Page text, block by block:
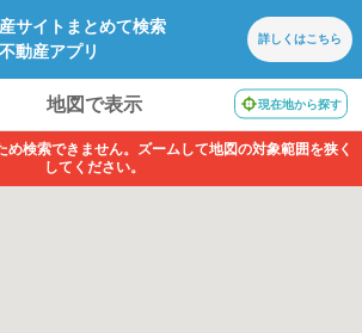
サイトまとめて検索
動産アプリ
詳しくはこちら
地図で表示 現在地から探す
検索できません。ズームして地図の対象範囲を狭く
してください。